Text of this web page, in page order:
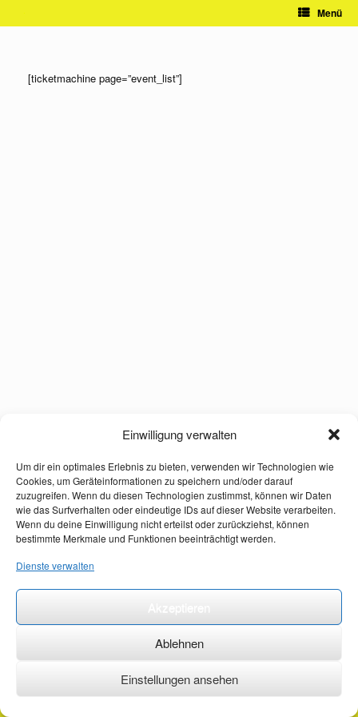
Einwilligung verwalten
Um dir ein optimales Erlebnis zu bieten, verwenden wir Technologien wie
Cookies, um Geräteinformationen zu speichern und/oder darauf
zuzugreifen. Wenn du diesen Technologien zustimmst, können wir Daten
wie das Surfverhalten oder eindeutige IDs auf dieser Website verarbeiten.
Wenn du deine Einwilligung nicht erteilst oder zurückziehst, können
bestimmte Merkmale und Funktionen beeinträchtigt werden.
Dienste verwalten
Ablehnen
Einstellungen ansehen
Menü
[ticketmachine page=”event_list”]
©2026 ·erstehilfekurs-mauch.de ·AGB ·Datenschutzerklärung ·Impressum ·